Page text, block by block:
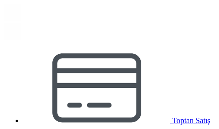
Toptan Satış